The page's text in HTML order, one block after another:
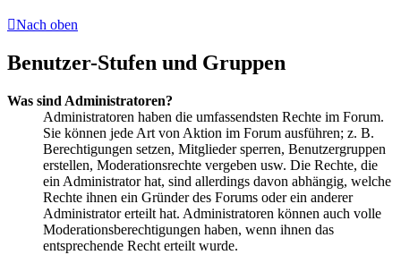
Nach oben
Benutzer-Stufen und Gruppen
Was sind Administratoren?
Administratoren haben die umfassendsten Rechte im Forum.
Sie können jede Art von Aktion im Forum ausführen; z. B.
Berechtigungen setzen, Mitglieder sperren, Benutzergruppen
erstellen, Moderationsrechte vergeben usw. Die Rechte, die
ein Administrator hat, sind allerdings davon abhängig, welche
Rechte ihnen ein Gründer des Forums oder ein anderer
Administrator erteilt hat. Administratoren können auch volle
Moderationsberechtigungen haben, wenn ihnen das
entsprechende Recht erteilt wurde.